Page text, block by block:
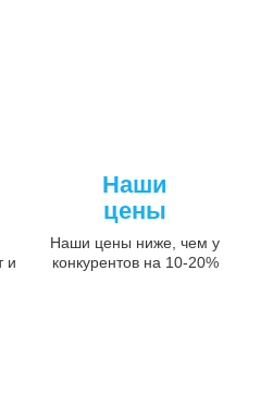
и
Наши
цены
Наши цены ниже, чем у
конкурентов на 10-20%